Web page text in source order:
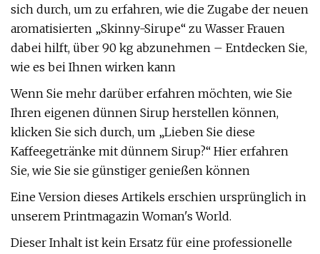
sich durch, um zu erfahren, wie die Zugabe der neuen
aromatisierten „Skinny-Sirupe“ zu Wasser Frauen
dabei hilft, über 90 kg abzunehmen – Entdecken Sie,
wie es bei Ihnen wirken kann
Wenn Sie mehr darüber erfahren möchten, wie Sie
Ihren eigenen dünnen Sirup herstellen können,
klicken Sie sich durch, um „Lieben Sie diese
Kaffeegetränke mit dünnem Sirup?“ Hier erfahren
Sie, wie Sie sie günstiger genießen können
Eine Version dieses Artikels erschien ursprünglich in
unserem Printmagazin Woman's World.
Dieser Inhalt ist kein Ersatz für eine professionelle